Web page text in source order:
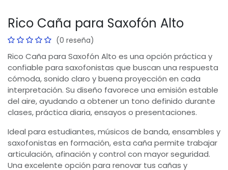
Rico Caña para Saxofón Alto
(0 reseña)
Rico Caña para Saxofón Alto es una opción práctica y
confiable para saxofonistas que buscan una respuesta
cómoda, sonido claro y buena proyección en cada
interpretación. Su diseño favorece una emisión estable
del aire, ayudando a obtener un tono definido durante
clases, práctica diaria, ensayos o presentaciones.
Ideal para estudiantes, músicos de banda, ensambles y
saxofonistas en formación, esta caña permite trabajar
articulación, afinación y control con mayor seguridad.
Una excelente opción para renovar tus cañas y